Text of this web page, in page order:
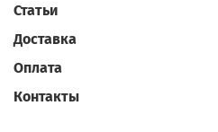
Статьи
Доставка
Оплата
Контакты